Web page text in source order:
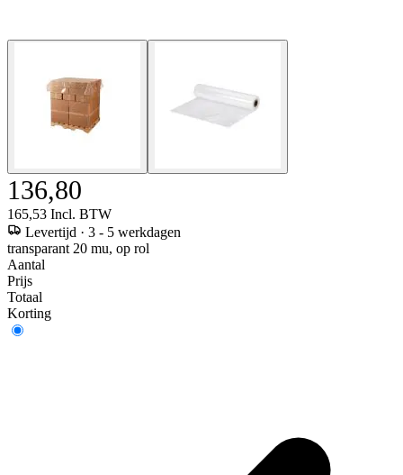
136,80
165,53 Incl. BTW
Levertijd · 3 - 5 werkdagen
transparant 20 mu, op rol
Aantal
Prijs
Totaal
Korting